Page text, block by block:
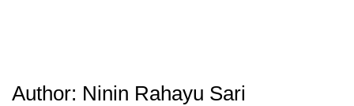
Author: Ninin Rahayu Sari